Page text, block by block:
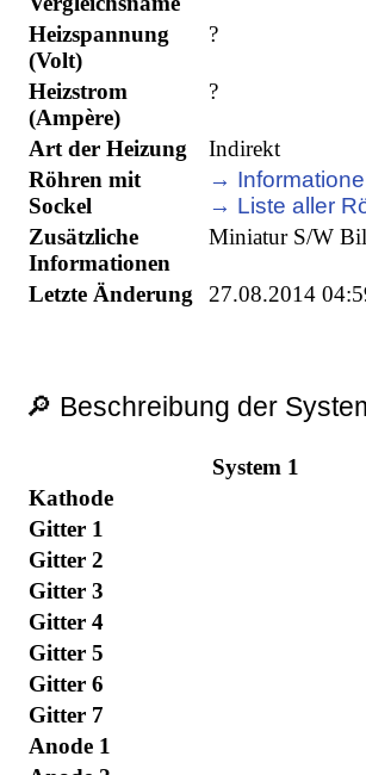
Heizspannung
(Volt)
?
Heizstrom
(Ampère)
?
Art der Heizung
Indirekt
Röhren mit
Sockel
→
→ Liste aller
Zusätzliche
Informationen
Miniatur S/W
Letzte Änderung 27.08.2014
🔎 Beschreibung der
System 1
Kathode
Gitter 1
Gitter 2
Gitter 3
Gitter 4
Gitter 5
Gitter 6
Gitter 7
Anode 1